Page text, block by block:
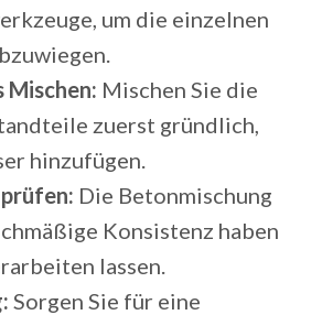
um die einzelnen
Mischen: Mischen Sie die
zuerst gründlich,
hinzufügen.
Die Betonmischung
Konsistenz haben
lassen.
Sorgen Sie für eine